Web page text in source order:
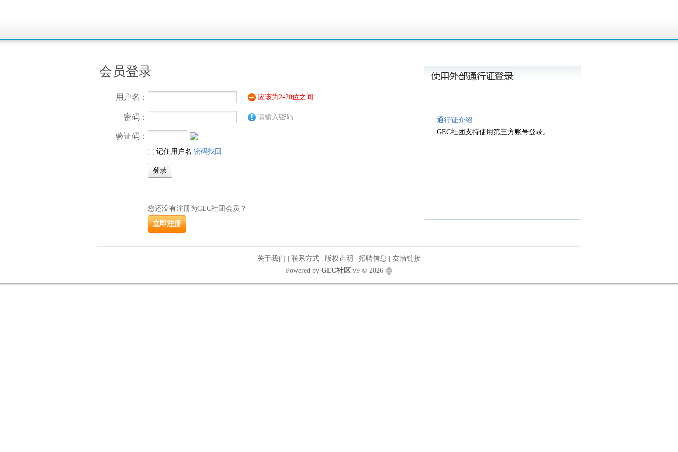
会员登录
用户名： 应该为2-20位之间
密码： 请输入密码
验证码：
记住用户名 密码找回
您还没有注册为GEC社团会员？
通行证介绍
GEC社团支持使用第三方账号登录。
关于我们 联系方式 版权声明 招聘信息
友情链接
Powered by GEC社区 v9© 2026